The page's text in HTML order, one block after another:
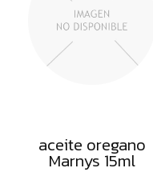
FRUTOS
SECOS
SAL
ACEITES
FLORES
aceite oregano
Marnys 15ml